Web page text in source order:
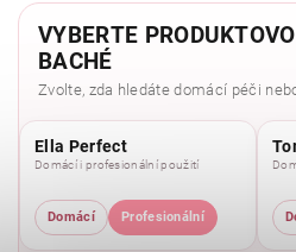
VYBERTE
BACHÉ
Zvolte, zda hledáte domácí péči
Ella Perfect
Domácí i profesionální použití
Domácí Profesionální